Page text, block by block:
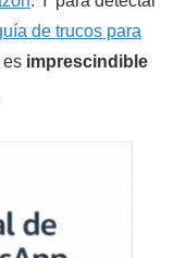
de trucos para
es imprescindible